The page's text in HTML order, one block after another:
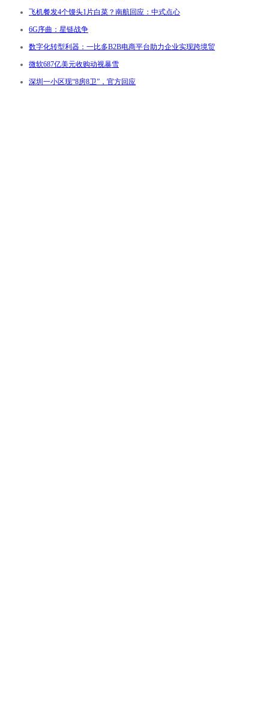
飞机餐发4个馒头1片白菜？南航回应：中式点心
6G序曲：星链战争
数字化转型利器：一比多B2B电商平台助力企业实现跨境贸
微软687亿美元收购动视暴雪
深圳一小区现“8房8卫”，官方回应